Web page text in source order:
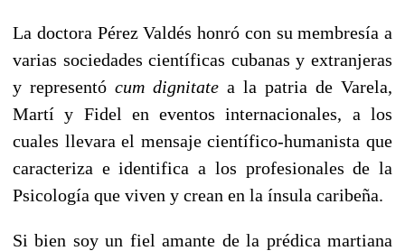
La doctora Pérez Valdés honró con su membresía a
varias sociedades científicas cubanas y extranjeras
y representó cum dignitate a la patria de Varela,
Martí y Fidel en eventos internacionales, a los
cuales llevara el mensaje científico-humanista que
caracteriza e identifica a los profesionales de la
Psicología que viven y crean en la ínsula caribeña.
Si bien soy un fiel amante de la prédica martiana